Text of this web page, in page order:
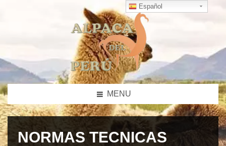
MENU
NORMAS TECNICAS
Español